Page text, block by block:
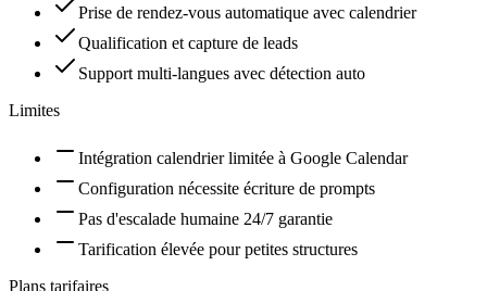
Prise de rendez-vous automatique avec calendrier
Qualification et capture de leads
Support multi-langues avec détection auto
Limites
Intégration calendrier limitée à Google Calendar
Configuration nécessite écriture de prompts
Pas d'escalade humaine 24/7 garantie
Tarification élevée pour petites structures
Plans tarifaires